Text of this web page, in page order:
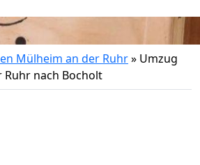
Mülheim an der Ruhr» Umzug
nach Bocholt